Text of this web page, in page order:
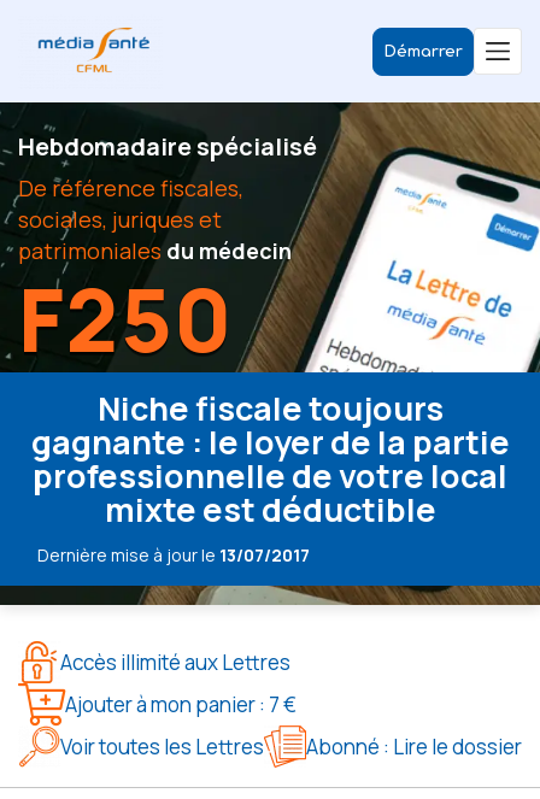
Démarrer
Hebdomadaire spécialisé
De référence fiscales,
sociales, juriques et
patrimoniales du médecin
F250
Niche fiscale toujours
gagnante : le loyer de la partie
professionnelle de votre local
mixte est déductible
Dernière mise à jour le 13/07/2017
Accès illimité aux Lettres
Ajouter à mon panier : 7 €
Voir toutes les Lettres
Abonné : Lire le dossier